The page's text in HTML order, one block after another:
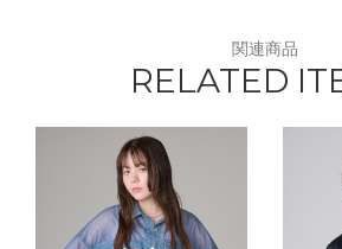
関連商品
RELATED